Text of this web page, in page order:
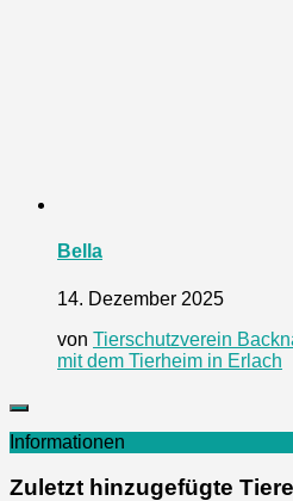
Bella
14. Dezember 2025
von Tierschutzverein
mit dem Tierheim in Erlach
Informationen
Zuletzt hinzugefügte Tiere